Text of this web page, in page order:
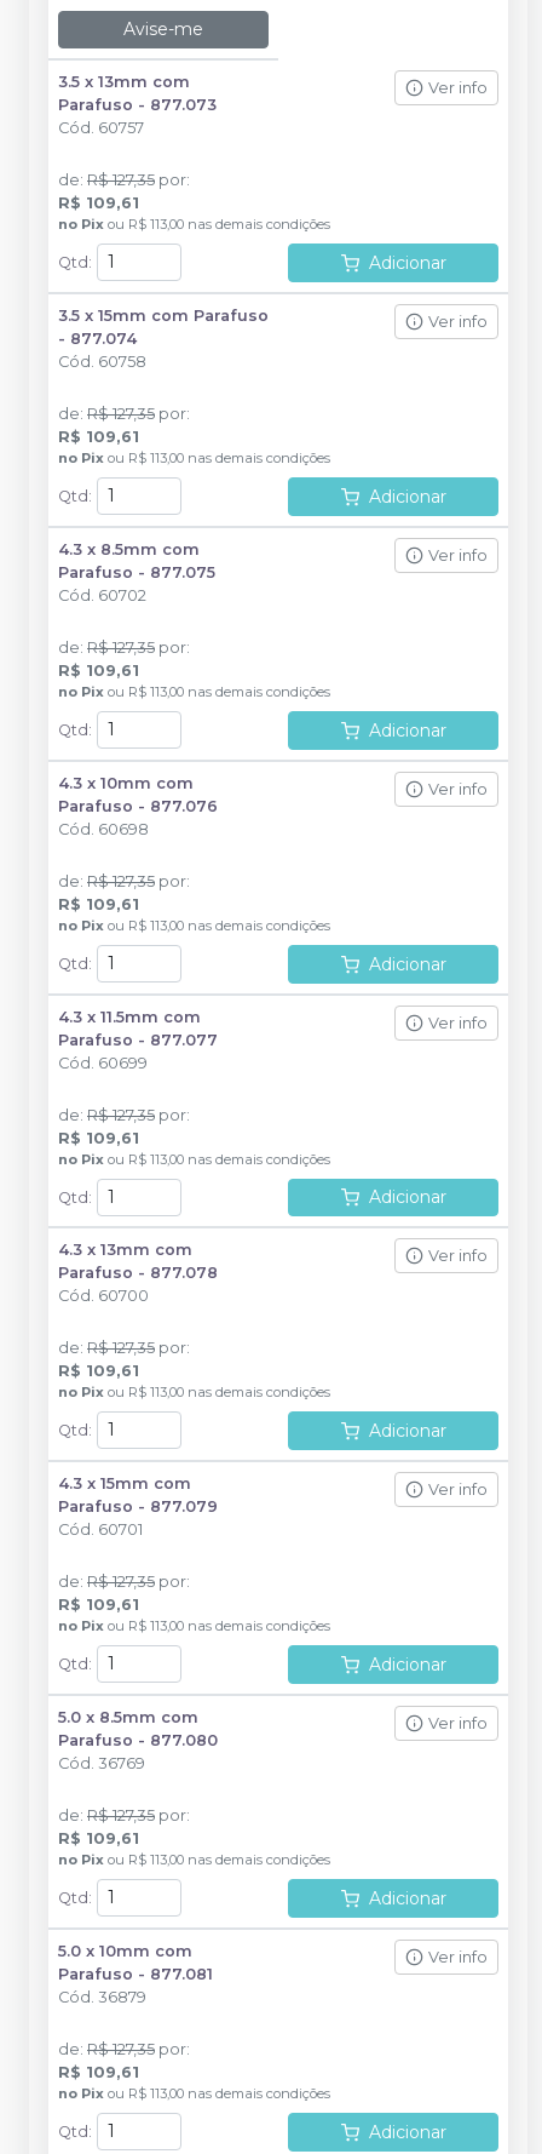
Avise-me
3.5 x 13mm com
Parafuso - 877.073
Cód. 60757
Ver info
de: R$ 127,35 por:
R$ 109,61
no Pix ou R$ 113,00 nas demais condições
Qtd : Adicionar
3.5 x 15mm com Parafuso
- 877.074
Cód. 60758
Ver info
de: R$ 127,35 por:
R$ 109,61
no Pix ou R$ 113,00 nas demais condições
Qtd : Adicionar
4.3 x 8.5mm com
Parafuso - 877.075
Cód. 60702
Ver info
de: R$ 127,35 por:
R$ 109,61
no Pix ou R$ 113,00 nas demais condições
Qtd : Adicionar
4.3 x 10mm com
Parafuso - 877.076
Cód. 60698
Ver info
de: R$ 127,35 por:
R$ 109,61
no Pix ou R$ 113,00 nas demais condições
Qtd: Adicionar
4.3 x 11.5mm com
Parafuso - 877.077
Cód. 60699
Ver info
de: R$ 127,35 por:
R$ 109,61
no Pix ou R$ 113,00 nas demais condições
Qtd: Adicionar
4.3 x 13mm com
Parafuso - 877.078
Cód. 60700
Ver info
de: R$ 127,35 por:
R$ 109,61
no Pix ou R$ 113,00 nas demais condições
Qtd : Adicionar
4.3 x 15mm com
Parafuso - 877.079
Cód. 60701
Ver info
de: R$ 127,35 por:
R$ 109,61
no Pix ou R$ 113,00 nas demais condições
Qtd : Adicionar
5.0 x 8.5mm com
Parafuso - 877.080
Cód. 36769
Ver info
de: R$ 127,35 por:
R$ 109,61
no Pix ou R$ 113,00 nas demais condições
Qtd : Adicionar
5.0 x 10mm com
Parafuso - 877.081
Cód. 36879
Ver info
de: R$ 127,35 por:
R$ 109,61
no Pix ou R$ 113,00 nas demais condições
Qtd : Adicionar